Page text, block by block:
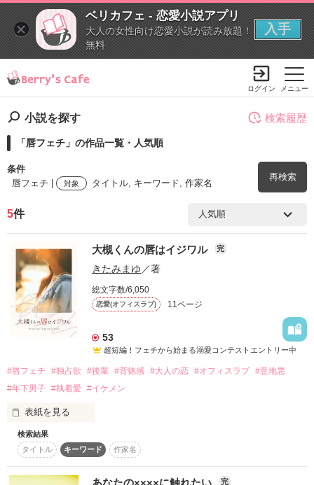
ベリカフェ - 恋愛小説アプリ
大人の女性向け恋愛小説が読み放題！
無料
入手
メニュー
ログイン
小説を探す
「唇フェチ」の作品一覧・人気順
条件
唇フェチ |
対象 タイトル, キーワード, 作家名
再検索
検索ワード
詳しく検索
タイトル キーワード 作家名 表紙コメント
あらすじ
ジャンル
感想
検索履歴
5件
大槻くんの唇はイジワル 完
きたみまゆ ／著
総文字数/6,050
恋愛(オフィスラブ) 11ページ
53
超短編！フェチから始まる溺愛コンテストエントリー中
#唇フェチ #独占欲 #後輩 #背徳感 #大人の恋 #オフィスラブ #意地悪
#年下男子 #執着愛 #イケメン
表紙を見る
顔がよくて仕事もできるけど、いつも無気力な後輩の大槻く
ん。
そんな彼の『完璧な形の唇』をこっそり鑑賞し楽しんでいただ
検索結果
タイトル
キーワード 作家名
あなたの××××に触れたい 完